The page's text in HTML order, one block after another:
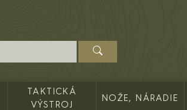
TAKTICKÁ
VÝSTROJ
NOŽE, NÁRADIE